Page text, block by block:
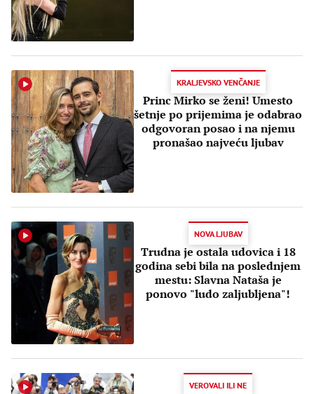
KRALJEVSKO VENČANJE
Princ Mirko se ženi! Umesto
šetnje po prijemima je odabrao
odgovoran posao i na njemu
pronašao najveću ljubav
NOVA LJUBAV
Trudna je ostala udovica i 18
godina sebi bila na poslednjem
mestu: Slavna Nataša je
ponovo "ludo zaljubljena"!
VEROVALI ILI NE